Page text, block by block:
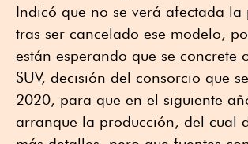
Indicó que no se verá afectada la
tras ser cancelado ese modelo,
están esperando que se concrete
SUV, decisión del consorcio que
2020, para que en el siguiente
arranque la producción, del cual